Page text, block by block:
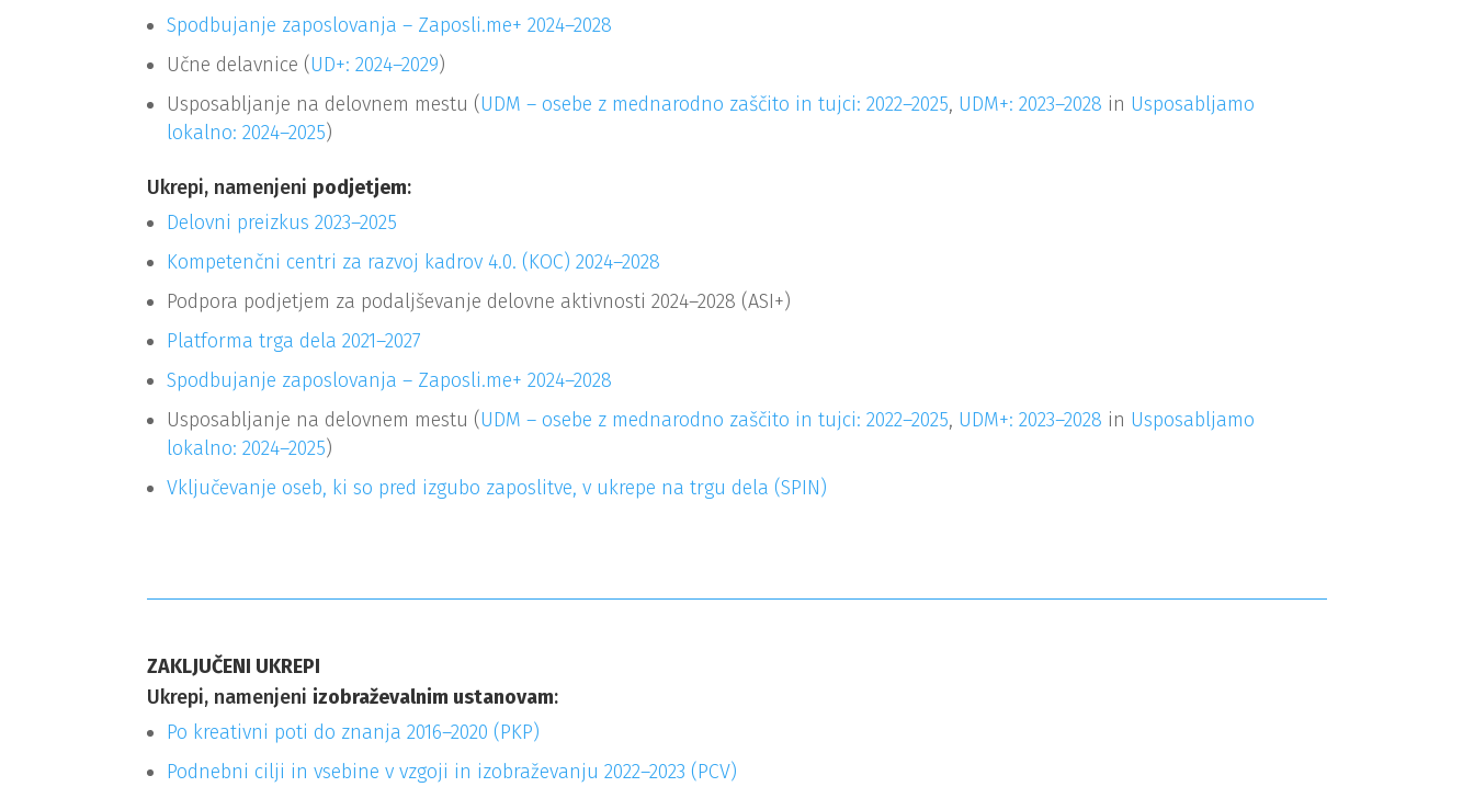
Spodbujanje zaposlovanja – Zaposli.me+ 2024–2028
Učne delavnice (UD+: 2024–2029)
Usposabljanje na delovnem mestu (UDM – osebe z mednarodno zaščito in tujci: 2022–2025, UDM+: 2023–2028 in Usposabljamo
lokalno: 2024–2025)
Ukrepi, namenjeni podjetjem:
Delovni preizkus 2023–2025
Kompetenčni centri za razvoj kadrov 4.0. (KOC) 2024–2028
Podpora podjetjem za podaljševanje delovne aktivnosti 2024–2028 (ASI+)
Platforma trga dela 2021–2027
Spodbujanje zaposlovanja – Zaposli.me+ 2024–2028
Usposabljanje na delovnem mestu (UDM – osebe z mednarodno zaščito in tujci: 2022–2025, UDM+: 2023–2028 in Usposabljamo
lokalno: 2024–2025)
Vključevanje oseb, ki so pred izgubo zaposlitve, v ukrepe na trgu dela (SPIN)
ZAKLJUČENI UKREPI
Ukrepi, namenjeni izobraževalnim ustanovam:
Po kreativni poti do znanja 2016–2020 (PKP)
Podnebni cilji in vsebine v vzgoji in izobraževanju 2022–2023 (PCV)